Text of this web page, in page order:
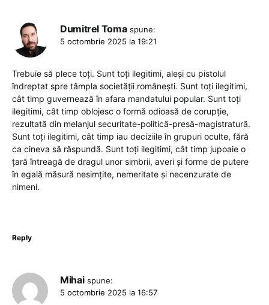
Dumitrel Toma spune:
5 octombrie 2025 la 19:21
Trebuie să plece toți. Sunt toți ilegitimi, aleși cu pistolul
îndreptat spre tâmpla societății românești. Sunt toți ilegitimi,
cât timp guvernează în afara mandatului popular. Sunt toți
ilegitimi, cât timp oblojesc o formă odioasă de corupție,
rezultată din melanjul securitate-politică-presă-magistratură.
Sunt toți ilegitimi, cât timp iau deciziile în grupuri oculte, fără
ca cineva să răspundă. Sunt toți ilegitimi, cât timp jupoaie o
țară întreagă de dragul unor simbrii, averi și forme de putere
în egală măsură nesimțite, nemeritate și necenzurate de
nimeni.
Reply
Mihai spune:
5 octombrie 2025 la 16:57